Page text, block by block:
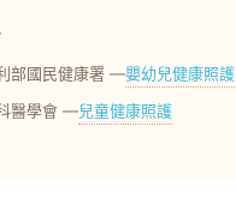
部國民健康署 —嬰幼兒健康照護
醫學會 —兒童健康照護